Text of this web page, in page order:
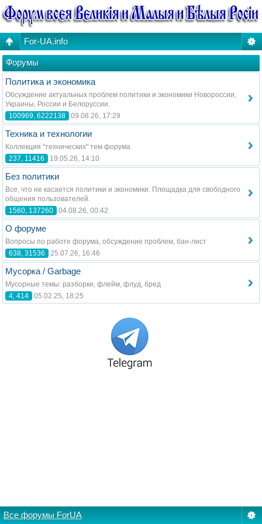
For-UA.info
Форумы
Политика и экономика
Обсуждение актуальных проблем политики и экономики Новороссии,
Украины, России и Белоруссии.
100969, 6222138
09.08.26, 17:29
Техника и технологии
Коллекция "технических" тем форума
237, 11416
19.05.26, 14:10
Без политики
Все, что не касается политики и экономики. Площадка для свободного
общения пользователей.
1560, 137260
04.08.26, 00:42
О форуме
Вопросы по работе форума, обсуждение проблем, бан-лист
638, 31536
25.07.26, 16:46
Мусорка / Garbage
Мусорные темы: разборки, флейм, флуд, бред
4, 414
05.02.25, 18:25
Все форумы ForUA